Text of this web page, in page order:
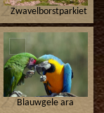
24Zwavelborstparkiet
27Blauwgele ara